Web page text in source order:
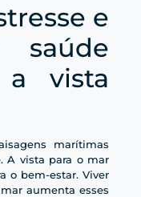
e
saúde
vista
marítimas
A vista para o mar
o bem-estar. Viver
aumenta esses